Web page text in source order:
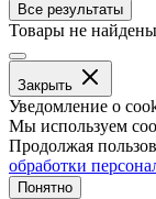
Все результаты
Товары не найдены
Закрыть
Уведомление о
Мы используем
Продолжая
обработки
Понятно